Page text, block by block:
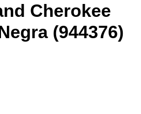
Cherokee
(944376)